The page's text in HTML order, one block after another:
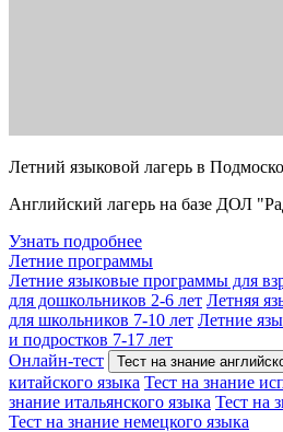
Летний языковой лагерь в
Английский лагерь на базе ДОЛ
Узнать подробнее
Летние программы
Летние языковые программы для
для дошкольников 2-6 лет Летняя
для школьников 7-10 лет Летние
и подростков 7-17 лет
Онлайн-тест
Тест на знание
китайского языка Тест на знание
знание итальянского языка Тест на
Тест на знание немецкого языка